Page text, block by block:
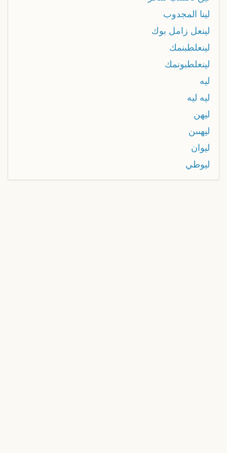
لينا المجدوب
لينعل زامل بوك
لينعلطبنمك
لينعلطبونمك
ليه
ليه ليه
ليهن
ليهںںن
ليوان
ليوطي